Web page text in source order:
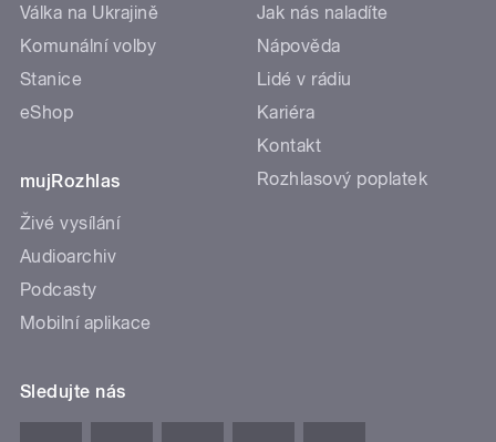
Válka na Ukrajině
Komunální volby
Stanice
eShop
mujRozhlas
Živé vysílání
Audioarchiv
Podcasty
Mobilní aplikace
Jak nás naladíte
Nápověda
Lidé v rádiu
Kariéra
Kontakt
Rozhlasový poplatek
Sledujte nás